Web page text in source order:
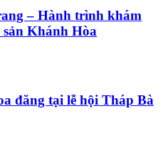
– Hành trình khám
Khánh Hòa
đăng tại lễ hội Tháp Bà